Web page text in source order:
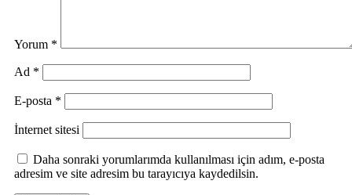
Yorum *
Ad *
E-posta *
İnternet sitesi
Daha sonraki yorumlarımda kullanılması için adım, e-posta
adresim ve site adresim bu tarayıcıya kaydedilsin.